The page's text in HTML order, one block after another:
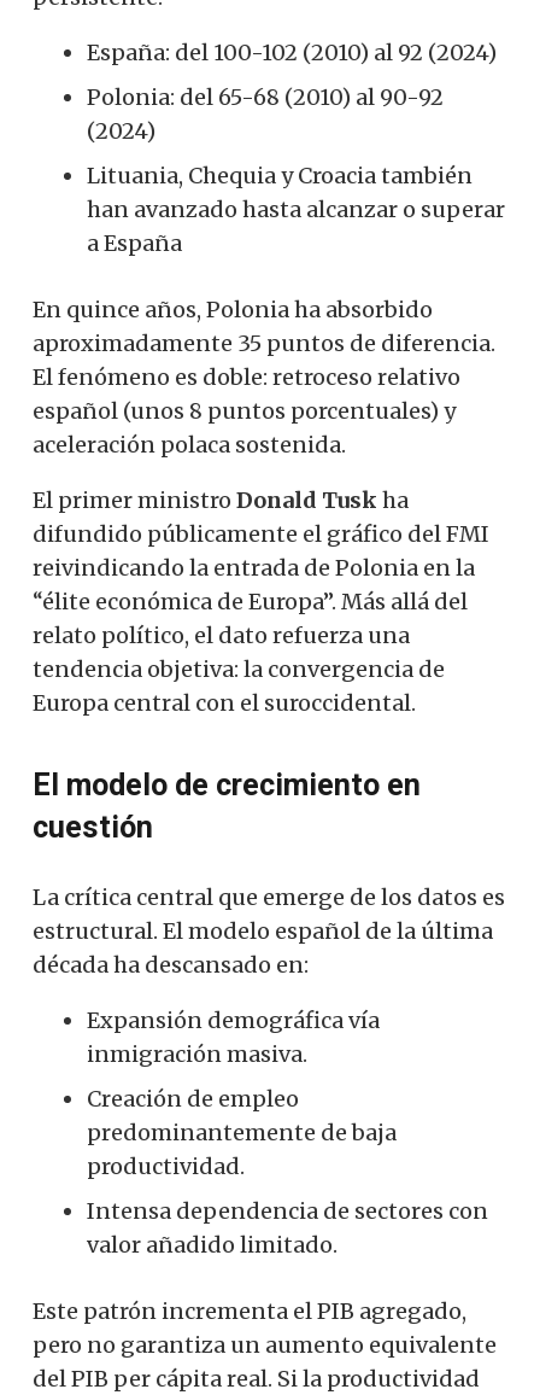
España: del 100-102 (2010) al 92 (2024)
Polonia: del 65-68 (2010) al 90-92
(2024)
Lituania, Chequia y Croacia también
han avanzado hasta alcanzar o superar
a España
En quince años, Polonia ha absorbido
aproximadamente 35 puntos de diferencia.
El fenómeno es doble: retroceso relativo
español (unos 8 puntos porcentuales) y
aceleración polaca sostenida.
El primer ministro Donald Tusk ha
difundido públicamente el gráfico del FMI
reivindicando la entrada de Polonia en la
“élite económica de Europa”. Más allá del
relato político, el dato refuerza una
tendencia objetiva: la convergencia de
Europa central con el suroccidental.
El modelo de crecimiento en
cuestión
La crítica central que emerge de los datos es
estructural. El modelo español de la última
década ha descansado en:
Expansión demográfica vía
inmigración masiva.
Creación de empleo
predominantemente de baja
productividad.
Intensa dependencia de sectores con
valor añadido limitado.
Este patrón incrementa el PIB agregado,
pero no garantiza un aumento equivalente
del PIB per cápita real. Si la productividad